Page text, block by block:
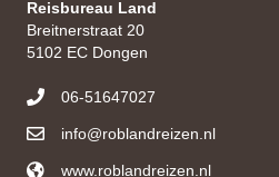
Reisbureau Land
Breitnerstraat 20
5102 EC Dongen
06-51647027
info@roblandreizen.nl
https://roblandreizen.nl/
www.roblandreizen.nl